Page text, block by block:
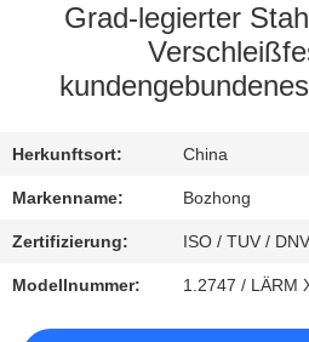
SIE
MIT
UNS
IN
VERBINDUNG
Grad-legierter
Herkunftsort: China
Markenname: Bozhong
Zertifizierung: ISO / TUV / DNV
Modellnummer: 1.2747 / LÄRM